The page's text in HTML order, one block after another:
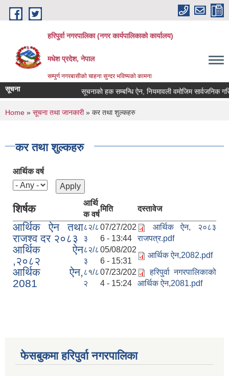
Skip to main content
हरिपुर्वा नगरपालिका (नगर कार्यपालिकाको कार्यालय)
मधेश प्रदेश, नेपाल
सम्पुर्ण नगरबासीको चाहना सुन्दर भविष्यको कामना
सूचना सूचनाको हक सम्बन्धि ऐन, नियमावली वमोजिम सार्वजनिक
You are here
Home » सूचना तथा जानकारी» कर तथा शुल्कहरु
कर तथा शुल्कहरु
आर्थिक वर्ष
शिर्षक
आर्थि
क वर्ष
मिति दस्तावेज
आर्थिक ऐन तथा
राजश्व दर २०८३
८२/८
३
07/27/202
6 - 13:44
आर्थिक ऐन, २०८३
राजपत्र.pdf
आर्थिक ऐन
,२०८२
८२/८
३
05/08/202
6 - 15:31
आर्थिक ऐन,2082.pdf
आर्थिक ऐन,
2081
८१/८
२
07/23/202
4 - 15:24
हरिपुर्वा नगरपालिकाको
आर्थिक ऐन,2081.pdf
फेसबुकमा हरिपुर्वा नगरपालिका